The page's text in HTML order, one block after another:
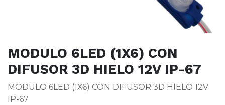
MODULO 6LED (1X6) CON
DIFUSOR 3D HIELO 12V IP-67
MODULO 6LED (1X6) CON DIFUSOR 3D HIELO 12V
IP-67